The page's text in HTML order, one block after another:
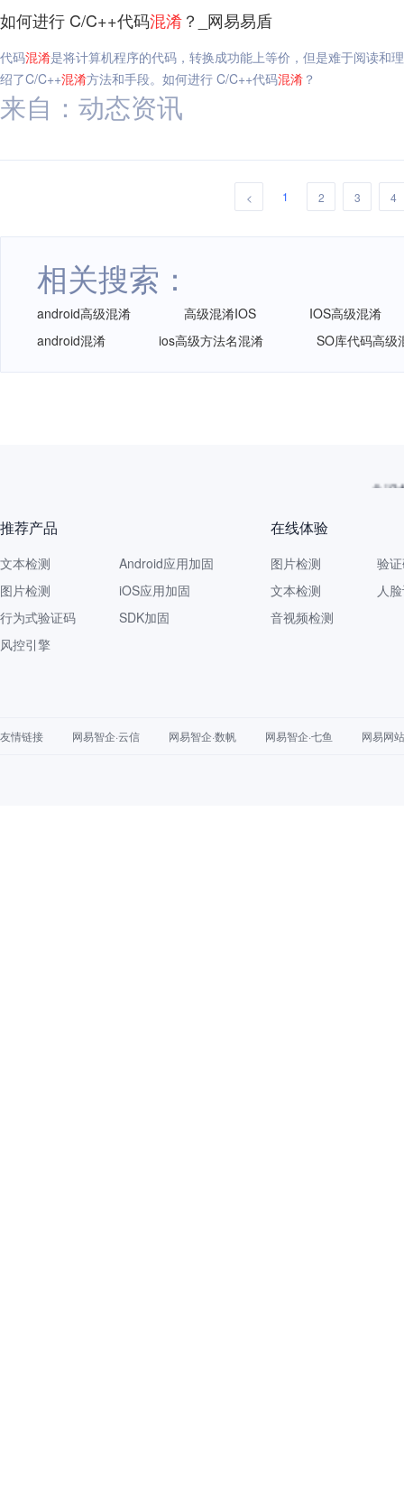
如何进行 C/C++代码混淆？_网易易盾
代码混淆是将计算机程序的代码，转换成功能上等价，但是难于阅读和
绍了C/C++混淆方法和手段。如何进行 C/C++代码混淆 ？
来自：动态资讯
< 1 2 3 4
相关搜索：
android高级混淆 高级混淆IOS
IOS高级混淆
android混淆
ios高级方法名混淆 SO库代码高级
推荐产品
文本检测
图片检测
行为式验证码
风控引擎
Android应用加固
iOS应用加固
SDK加固
在线体验
图片检测
文本检测
音视频检测
验
人
友情链接 网易智企·云信 网易智企·数帆 网易智企·七鱼 网易网